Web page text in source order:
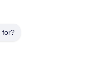
regard de
for?